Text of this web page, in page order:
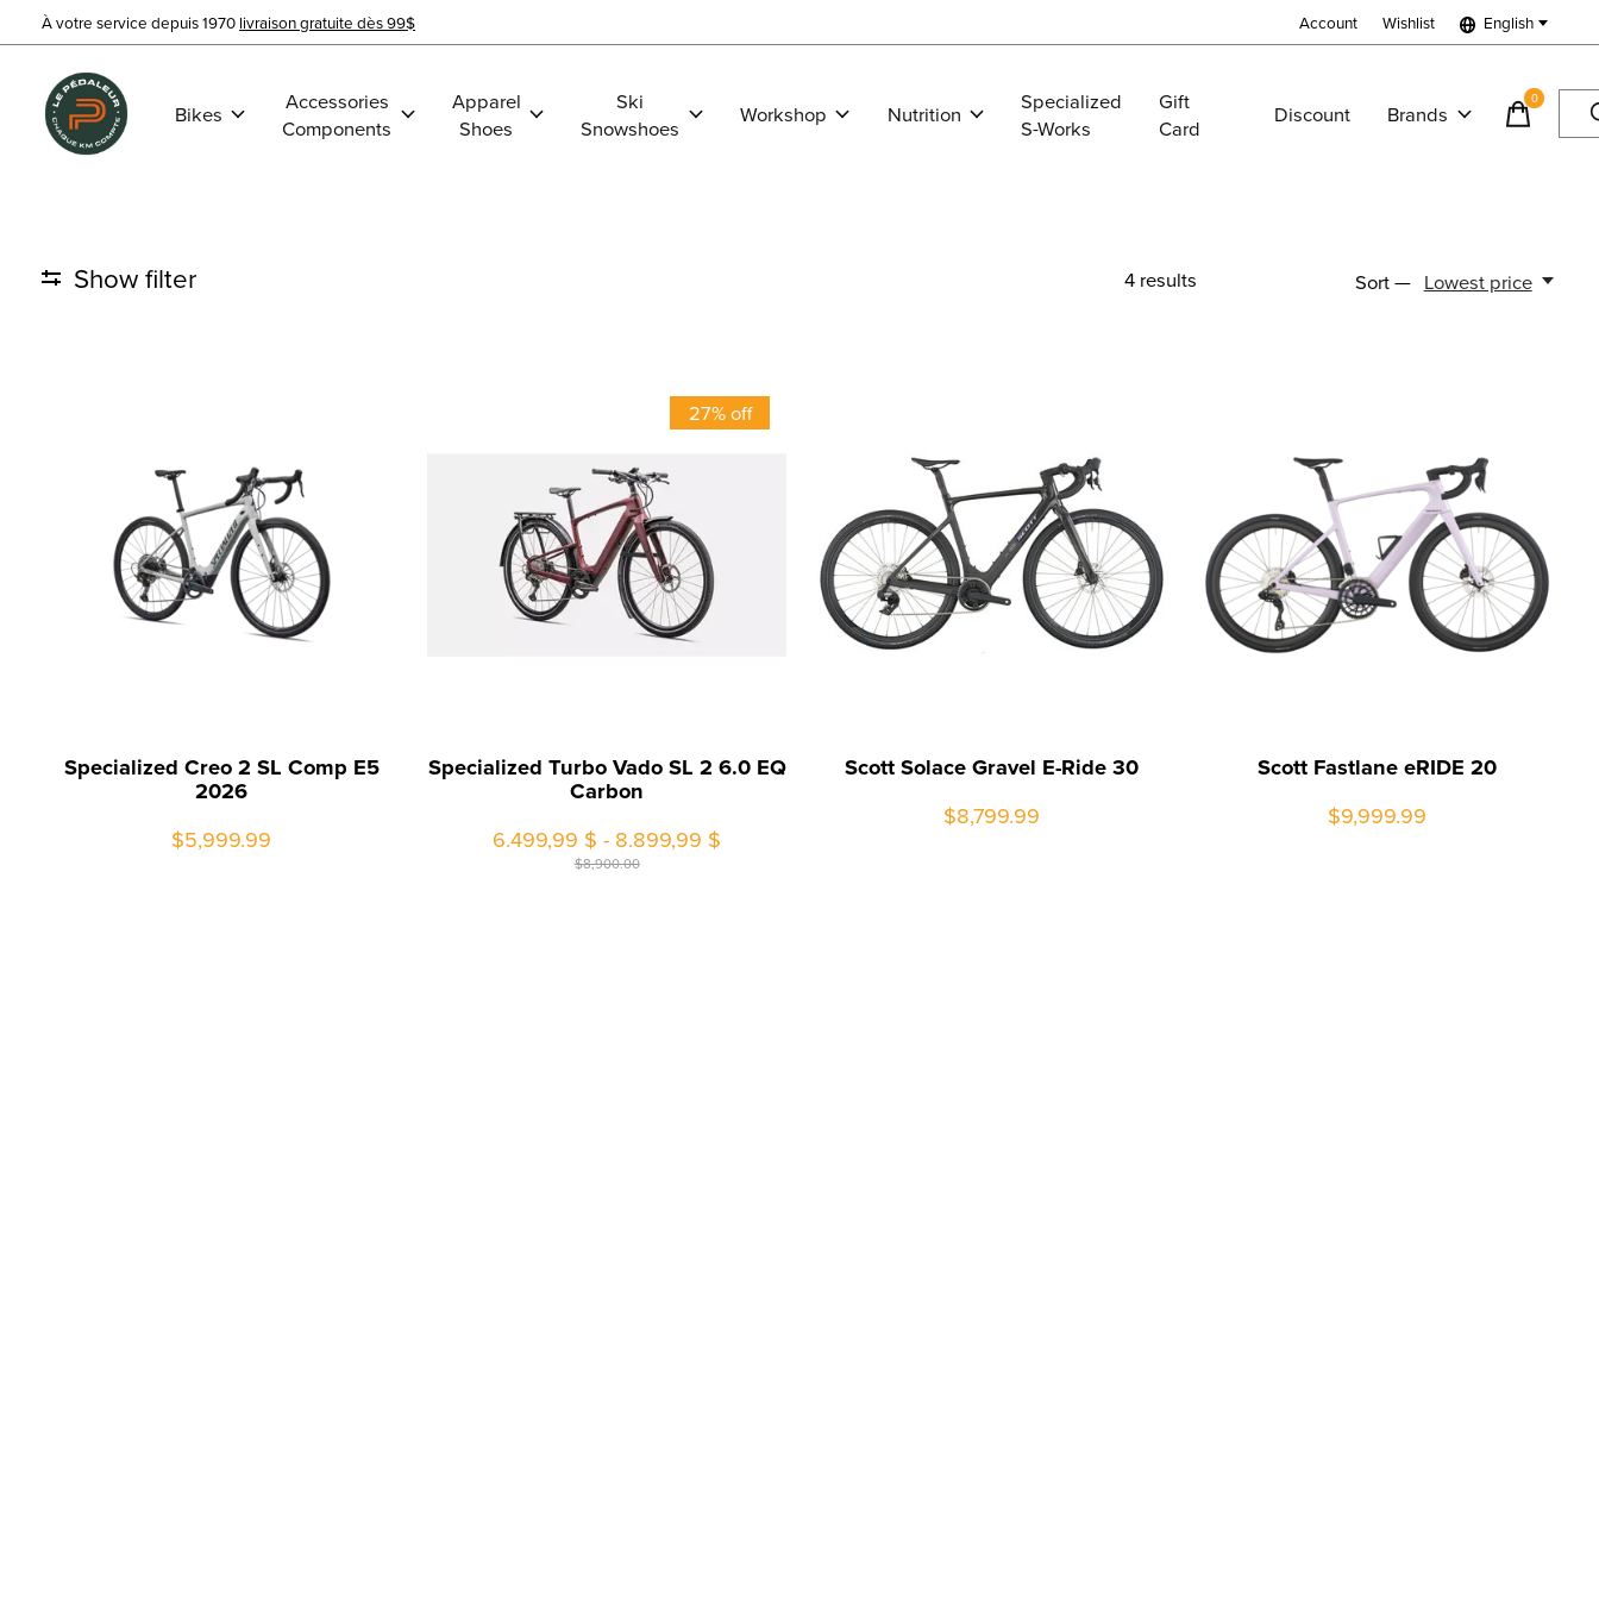
À votre service depuis 1970 livraison gratuite dès 99$ Account Wishlist English
Bikes
Accessories
Components
Apparel
Shoes
Ski
Snowshoes
Workshop Nutrition
Specialized
S-Works
Gift
Card
Discount Brands
0items
Show filter 4results Sort — Lowest price
Specialized Creo 2 SL Comp E5
2026
$5,999.99
27% off
Specialized Turbo Vado SL 2 6.0 EQ
Carbon
6.499,99 $ - 8.899,99 $
$8,900.00
Scott Solace Gravel E-Ride 30
$8,799.99
Scott Fastlane eRIDE 20
$9,999.99